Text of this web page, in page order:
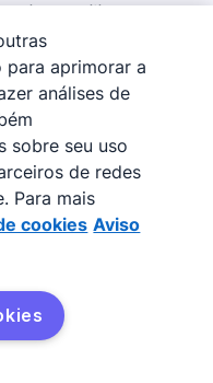
isso utilizamos
peso”.
com
criativas
aprimorar a
análises de
sobre seu uso
de redes
Para mais
cookies Aviso